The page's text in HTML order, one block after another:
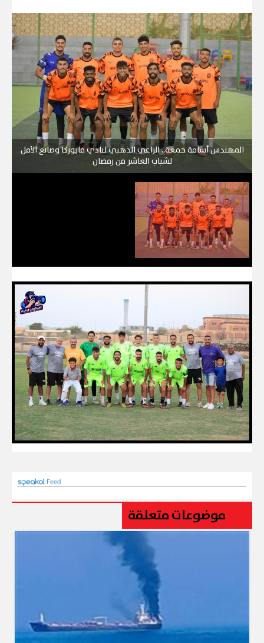
المهندس أسامة جمعة.. الراعي الذهبي لنادي مايوركا وصانع الأمل
لشباب العاشر من رمضان
موضوعات متعلقة